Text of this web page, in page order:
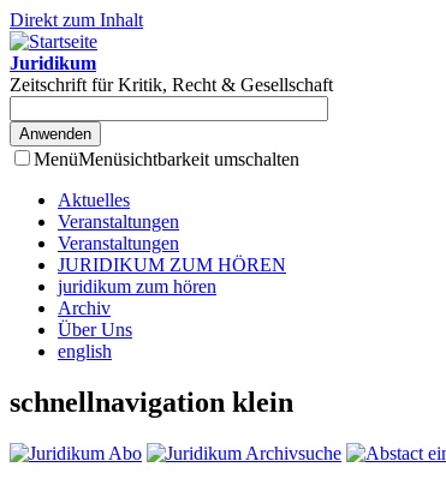
Direkt zum Inhalt
Juridikum
Zeitschrift für Kritik, Recht & Gesellschaft
MenüMenüsichtbarkeit umschalten
Aktuelles
Veranstaltungen
Veranstaltungen
JURIDIKUM ZUM HÖREN
juridikum zum hören
Archiv
Über Uns
english
schnellnavigation klein